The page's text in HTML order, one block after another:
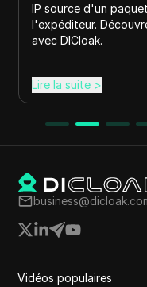
IP source d'un
l'expéditeur.
avec DICloak.
Lire la suite>
Vidéos populaires